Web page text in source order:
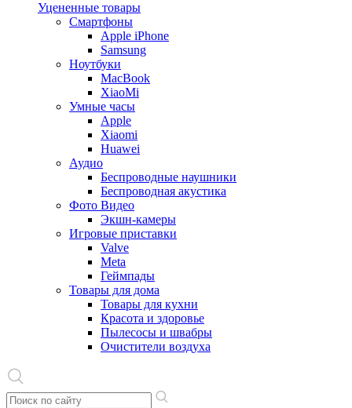
Уцененные товары
Cмартфоны
Apple iPhone
Samsung
Ноутбуки
MacBook
XiaoMi
Умные часы
Apple
Xiaomi
Huawei
Аудио
Беспроводные наушники
Беспроводная акустика
Фото Видео
Экшн-камеры
Игровые приставки
Valve
Meta
Геймпады
Товары для дома
Товары для кухни
Красота и здоровье
Пылесосы и швабры
Очистители воздуха